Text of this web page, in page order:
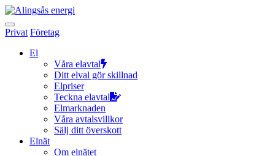
Hoppa
till
innehållet
Privat Företag
El
Våra elavtal
Ditt elval gör skillnad
Elpriser
Teckna elavtal
Elmarknaden
Våra avtalsvillkor
Sälj ditt överskott
Elnät
Om elnätet